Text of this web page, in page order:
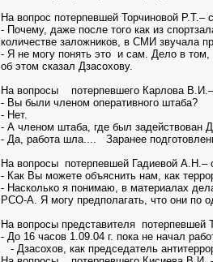
На вопрос потерпевшей Торчиновой
- Почему, даже после того как из
количестве заложников, в СМИ звучала
- Я не могу понять это и сам. Дело в том,
об этом сказал Дзасохову.
На вопросы потерпевшего Карлова
- Вы были членом оперативного штаба?
- Нет.
- А членом штаба, где был задействован
- Да, работа шла.... Заранее
На вопросы потерпевшей Гадиевой А.Н.–
- Как Вы можете объяснить нам, как
- Насколько я понимаю, в материалах
РСО-А. Я могу предполагать, что они по
На вопросы представителя
- До 16 часов 1.09.04 г. пока не начал
- Дзасохов, как председатель